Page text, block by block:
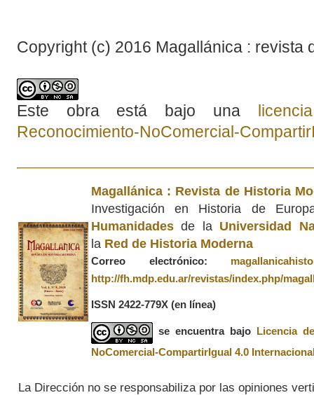
Copyright (c) 2016 Magallánica : revista
Este obra está bajo una
Reconocimiento-NoComercial-
Magallánica : Revista de Historia
Investigación en Historia de
Humanidadesde la Universidad
la Red de Historia Moderna
Correo electrónico:
http://fh.mdp.edu.ar/revistas/index.php/
ISSN 2422-779X (en línea)
se encuentra bajo
Licencia
NoComercial-CompartirIgual 4.0
La Dirección no se responsabiliza por las opiniones